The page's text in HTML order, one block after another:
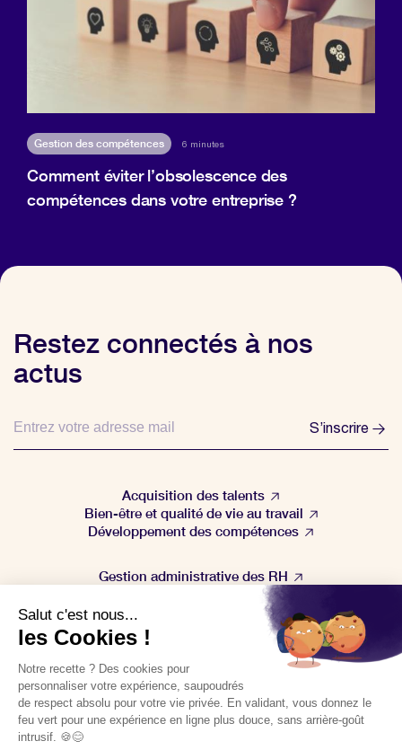
Gestion des compétences 6 minutes
Comment éviter l’obsolescence des
compétences dans votre entreprise ?
Restez connectés à nos
actus
S’inscrire
Acquisition des talents
Bien-être et qualité de vie au travail
Développement des compétences
Gestion administrative des RH
Gestion de la performance
🚀 Téléchargez nos outils gratuits